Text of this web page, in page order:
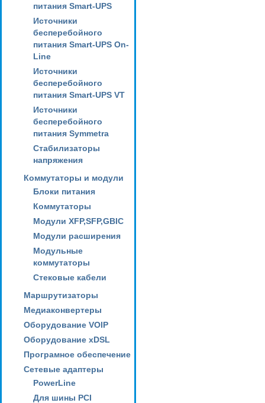
питания Smart-UPS
Источники
бесперебойного
питания Smart-UPS On-
Line
Источники
бесперебойного
питания Smart-UPS VT
Источники
бесперебойного
питания Symmetra
Стабилизаторы
напряжения
Коммутаторы и модули
Блоки питания
Коммутаторы
Модули XFP,SFP,GBIC
Модули расширения
Модульные
коммутаторы
Стековые кабели
Маршрутизаторы
Медиаконвертеры
Оборудование VOIP
Оборудование xDSL
Програмное обеспечение
Сетевые адаптеры
PowerLine
Для шины PCI